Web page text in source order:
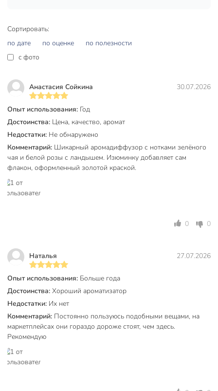
Эффект
нейтрализация
Аромат
зеленый чай
Срок хранения
4 года
Артикул производителя
поцелуй»
Габариты упаковки
22 x 4 x 4 см
Сортировать:
по дате
по оценке
по полезности
c фото
Анастасия Сойкина 30.07.2026
Опыт использования: Год
Достоинства: Цена, качество, аромат
Недостатки: Не обнаружено
Комментарий: Шикарный аромадиффузор с нотками зелёного
чая и белой розы с ландышем. Изюминку добавляет сам
флакон, оформленный золотой краской.
0 0
Наталья 27.07.2026
Опыт использования: Больше года
Достоинства: Хороший ароматизатор
Недостатки: Их нет
Комментарий: Постоянно пользуюсь подобными вещами, на
маркетплейсах они гораздо дороже стоят, чем здесь.
Рекомендую